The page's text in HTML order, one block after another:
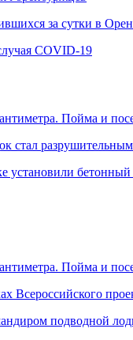
за сутки в
COVID-19
Пойма и
стал
установили
Пойма и
Всероссийского
подводной